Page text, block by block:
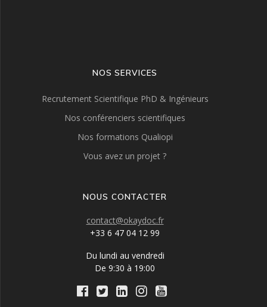
NOS SERVICES
Recrutement Scientifique PhD & Ingénieurs
Nos conférenciers scientifiques
Nos formations Qualiopi
Vous avez un projet ?
NOUS CONTACTER
contact@okaydoc.fr
+33 6 47 04 12 99
Du lundi au vendredi
De 9:30 à 19:00